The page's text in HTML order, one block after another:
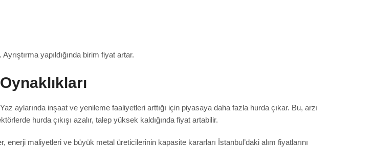
yapıldığında birim fiyat artar.
aylarında inşaat ve yenileme faaliyetleri arttığı için piyasaya daha fazla hurda çıkar. Bu, arzı
hurda çıkışı azalır, talep yüksek kaldığında fiyat artabilir.
maliyetleri ve büyük metal üreticilerinin kapasite kararları İstanbul’daki alım fiyatlarını